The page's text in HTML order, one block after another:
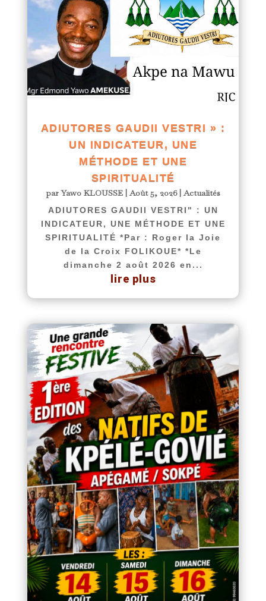
ADIUTORES GAUDII VESTRI » :
UN INDICATEUR, UNE
MÉTHODE ET UNE
SPIRITUALITÉ
parYawo KLOUSSE|Août 5, 2026|Actualités
ADIUTORES GAUDII VESTRI" : UN
INDICATEUR, UNE MÉTHODE ET UNE
SPIRITUALITÉ *Par : Roger la Joie
de la Croix FOLIKOUE* *Le
dimanche 2 août 2026 en...
lire plus